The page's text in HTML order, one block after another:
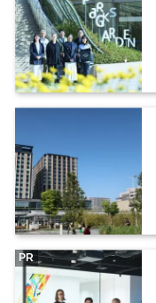
PR